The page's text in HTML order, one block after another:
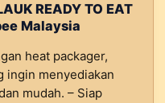
READY TO EAT
Malaysia
heat packager,
ingin menyediakan
mudah. – Siap